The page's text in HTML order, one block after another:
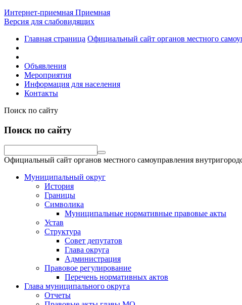
Интернет-приемная Приемная
Версия для слабовидящих
Главная страница Официальный сайт органов местного
Объявления
Мероприятия
Информация для населения
Контакты
Поиск по сайту
Поиск по сайту
Официальный сайт органов местного самоуправления
Муниципальный округ
История
Границы
Символика
Муниципальные нормативные правовые акты
Устав
Структура
Совет депутатов
Глава округа
Администрация
Правовое регулирование
Перечень нормативных актов
Глава муниципального округа
Отчеты